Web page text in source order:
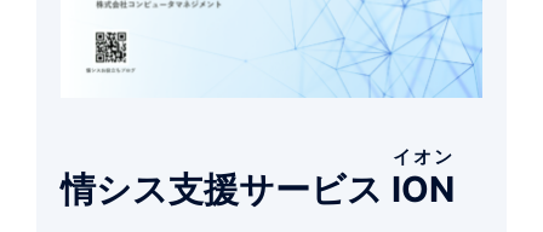
情シス支援サービス ION
イオン